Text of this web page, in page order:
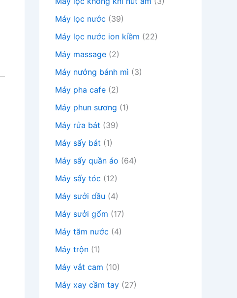
Máy lọc nước (39)
Máy lọc nước ion kiềm (22)
Máy massage (2)
Máy nướng bánh mì (3)
Máy pha cafe (2)
Máy phun sương (1)
Máy rửa bát (39)
Máy sấy bát (1)
Máy sấy quần áo (64)
Máy sấy tóc (12)
Máy sưởi dầu (4)
Máy sưởi gốm (17)
Máy tăm nước (4)
Máy trộn (1)
Máy vắt cam (10)
Máy xay cầm tay (27)